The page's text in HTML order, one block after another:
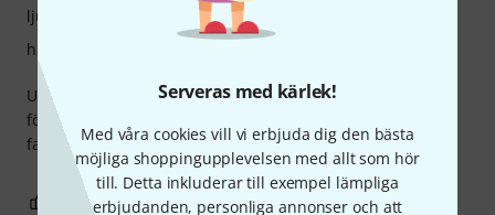
Serveras med kärlek!
Med våra cookies vill vi erbjuda dig den bästa
möjliga shoppingupplevelsen med allt som hör
till. Detta inkluderar till exempel lämpliga
erbjudanden, personliga annonser och att
Utmärkt valuta för pengarna. Vi använder den med borstar
för att ackompanjera den akustiska gitarren vid
familjefester, och den låter utmärkt.
ljud
hantverkskvalitet
0 ANMÄL RECENSION